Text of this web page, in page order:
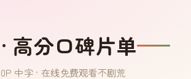
高分口碑片单
中字 · 在线免费观看不剧荒